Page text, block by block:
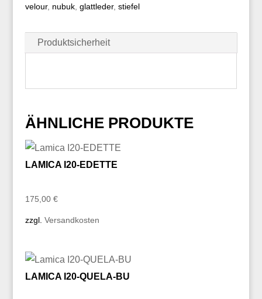
velour, nubuk, glattleder, stiefel
Produktsicherheit
ÄHNLICHE PRODUKTE
LAMICA I20-EDETTE
175,00 €
zzgl. Versandkosten
LAMICA I20-QUELA-BU